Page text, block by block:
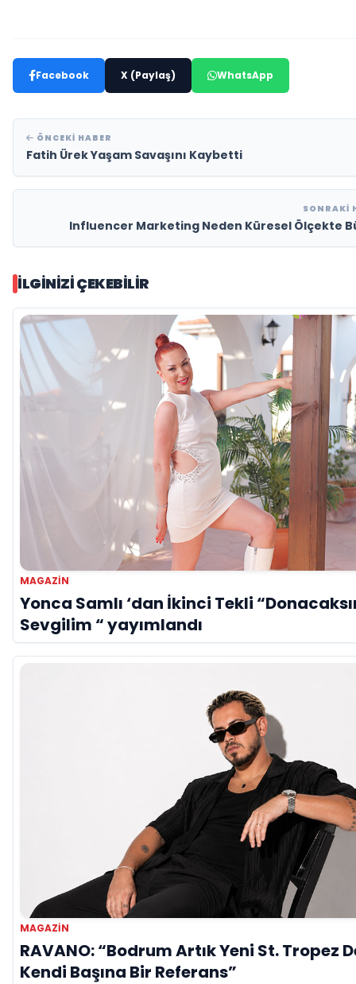
Facebook X (Paylaş) WhatsApp
ÖNCEKI HABER
Fatih Ürek Yaşam Savaşını Kaybetti
SONRAKI
Influencer Marketing Neden Küresel Ölçekte
İLGINIZI ÇEKEBILIR
MAGAZIN
Yonca Samlı ‘dan İkinci Tekli
Sevgilim “ yayımlandı
MAGAZIN
RAVANO: “Bodrum Artık Yeni St. Tropez
Kendi Başına Bir Referans”